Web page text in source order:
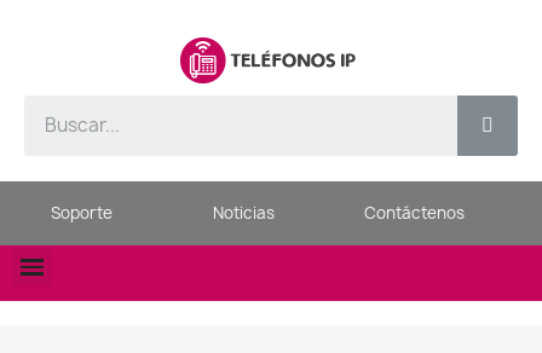
Soporte Noticias Contáctenos